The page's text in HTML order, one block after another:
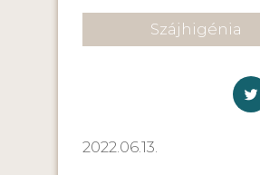
Szájhigénia
2022.06.13.